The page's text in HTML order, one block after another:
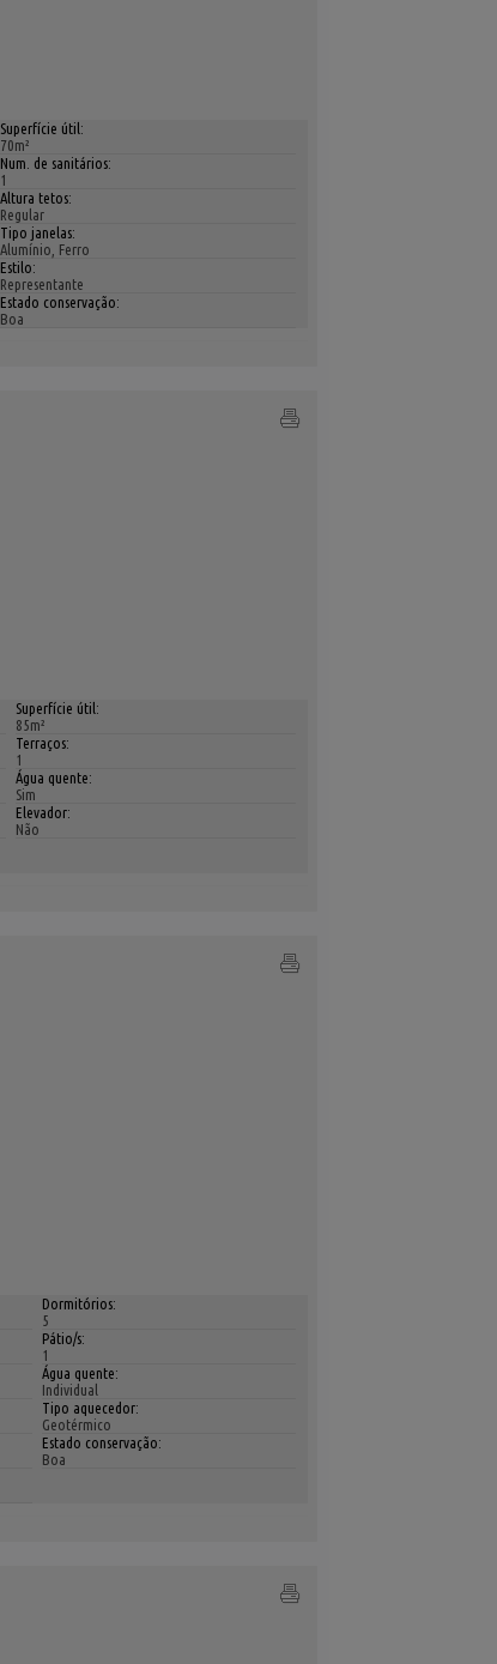
Superfície útil:
70m²
Num. de sanitários:
1
Altura tetos:
Regular
Tipo janelas:
Alumínio, Ferro
Estilo:
Representante
Estado conservação:
Boa
Superfície útil:
85m²
Terraços:
1
Água quente:
Sim
Elevador:
Não
Dormitórios:
5
Pátio/s:
1
Água quente:
Individual
Tipo aquecedor:
Geotérmico
Estado conservação:
Boa